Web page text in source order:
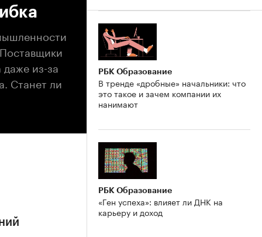
из-за
Станет ли
РБК Образование
В тренде «дробные» начальники: что
это такое и зачем компании их
нанимают
РБК Образование
«Ген успеха»: влияет ли ДНК на
карьеру и доход